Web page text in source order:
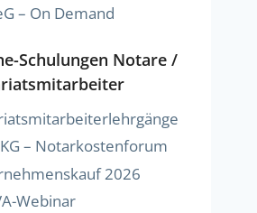
– On Demand
Schulungen Notare /
– Notarkostenforum
2026
Webinar